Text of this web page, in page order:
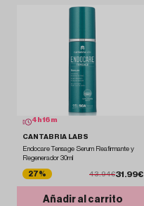
4 h16 m
CANTABRIA LABS
Endocare Tensage Serum Reafirmante y
Regenerador 30ml
27% 43.94€31.99€
Añadir al carrito